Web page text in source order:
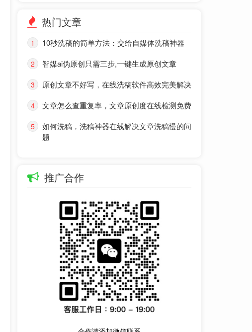
热门文章
1 10秒洗稿的简单方法：交给自媒体洗稿神器
2 智媒ai伪原创只需三步,一键生成原创文章
3 原创文章不好写，在线洗稿软件高效完美解决
4 文章怎么查重复率，文章原创度在线检测免费
5
如何洗稿，洗稿神器在线解决文章洗稿慢的问
题
推广合作